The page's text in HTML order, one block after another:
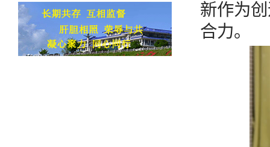
新作为
合力。